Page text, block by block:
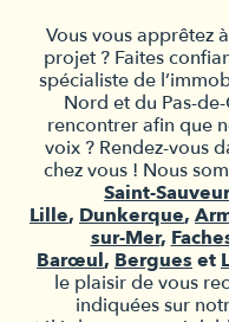
Vous vous apprêtez
projet ? Faites
spécialiste de
Nord et du Pas-
rencontrer afin que
voix ? Rendez-vous
chez vous ! Nous
Saint-Sauveur
Lille, Dunkerque,
sur-Mer,
Barœul, Bergues et
le plaisir de vous
indiquées sur